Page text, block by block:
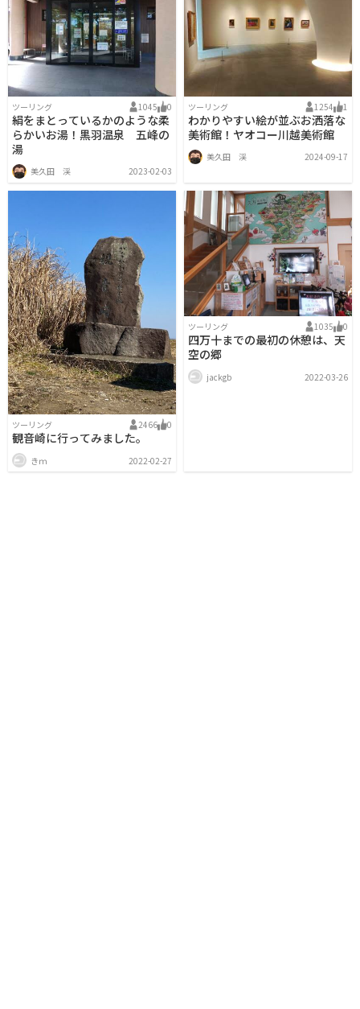
ツーリング 1045 0
絹をまとっているかのような柔
らかいお湯！黒羽温泉 五峰の
湯
美久田 渓 2023-02-03
ツーリング 1254 1
わかりやすい絵が並ぶお洒落な
美術館！ヤオコー川越美術館
美久田 渓 2024-09-17
ツーリング 2466 0
観音崎に行ってみました。
きｍ 2022-02-27
ツーリング 1035 0
四万十までの最初の休憩は、天
空の郷
jackgb 2022-03-26